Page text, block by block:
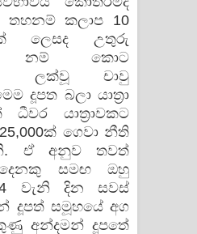
කලාප 10
ලෙසද උතුරු
නම් කොට
ලක්වූ චාවු
දූපත බලා යාත්‍රා
යාත්‍රාවකට
ගෙවා නීති
ඒ අනුව තවත්
සමඟ ඔහු
වැනි දින සවස්
දූපත් සමූහයේ අග
අන්දමන් දූපතේ